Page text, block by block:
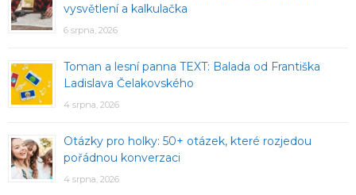
vysvětlení a kalkulačka
6 srpna, 2026
Toman a lesní panna TEXT: Balada od Františka
Ladislava Čelakovského
4 srpna, 2026
Otázky pro holky: 50+ otázek, které rozjedou
pořádnou konverzaci
4 srpna, 2026